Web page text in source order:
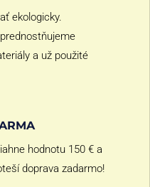
ekologicky.
a už použité
hodnotu 150 € a
doprava zadarmo!